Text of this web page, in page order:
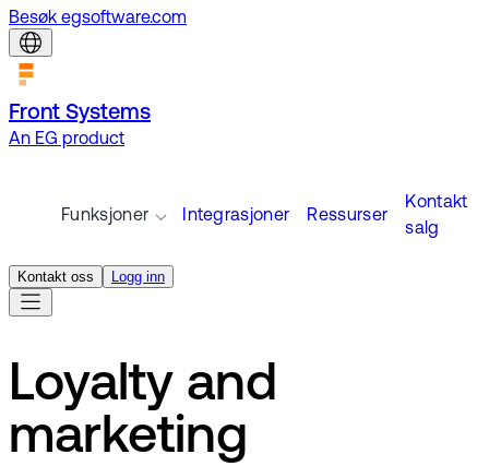
Besøk egsoftware.com
Front Systems
An EG product
Funksjoner Integrasjoner Ressurser
Kontakt
salg
Kontakt oss Logg inn
Loyalty and
marketing